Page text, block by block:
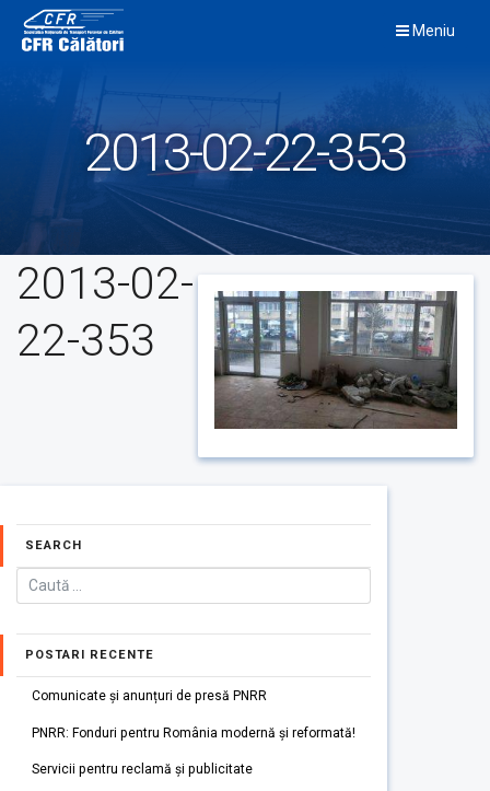
content
Meniu
2013-02-22-353
2013-02-
22-353
SEARCH
POSTARI RECENTE
Comunicate și anunțuri de presă PNRR
PNRR: Fonduri pentru România modernă și reformată!
Servicii pentru reclamă și publicitate